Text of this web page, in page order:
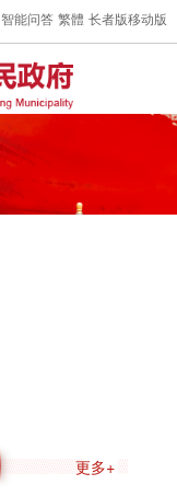
智能问答 繁體 长者版移动版
更多+